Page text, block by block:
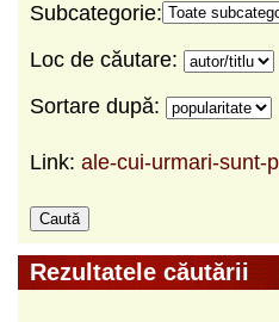
Subcategorie:
Loc de căutare:
Sortare după:
Link: ale-cui-urmari-sunt-
Rezultatele căutării